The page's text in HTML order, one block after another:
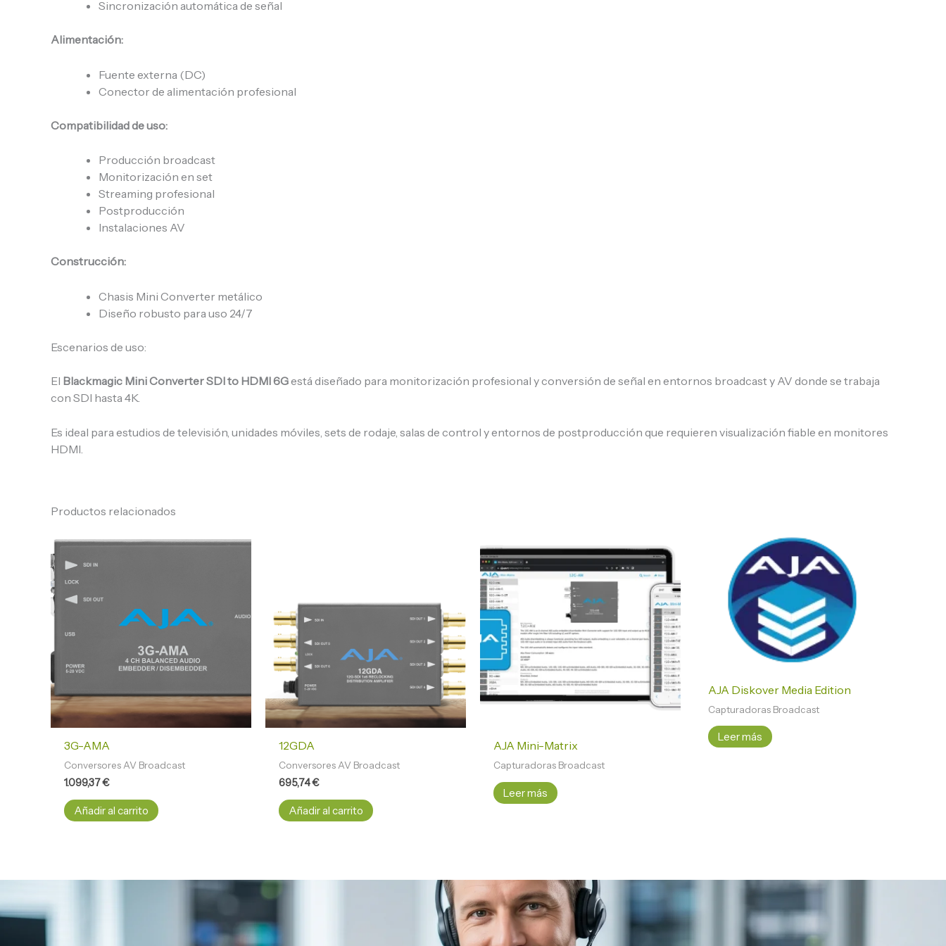
Sincronización automática de señal
Alimentación:
Fuente externa (DC)
Conector de alimentación profesional
Compatibilidad de uso:
Producción broadcast
Monitorización en set
Streaming profesional
Postproducción
Instalaciones AV
Construcción:
Chasis Mini Converter metálico
Diseño robusto para uso 24/7
Escenarios de uso:
El Blackmagic Mini Converter SDI to HDMI 6Gestá diseñado para monitorización profesional y conversión de señal en entornos broadcast y AV donde se trabaja
con SDI hasta 4K.
Es ideal para estudios de televisión, unidades móviles, sets de rodaje, salas de control y entornos de postproducción que requieren visualización fiable en monitores
HDMI.
Productos relacionados
3G-AMA
Conversores AV Broadcast
1.099,37€
Añadir al carrito
12GDA
Conversores AV Broadcast
695,74€
Añadir al carrito
AJA Mini-Matrix
Capturadoras Broadcast
Leer más
AJA Diskover Media Edition
Capturadoras Broadcast
Leer más